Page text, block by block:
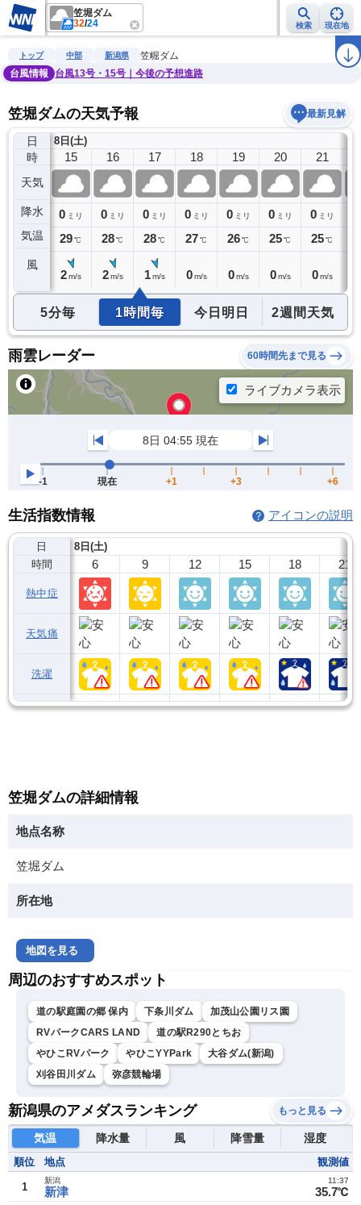
笠堀ダム
32/24 検索 現在地
雨雲レーダー 台風情報 地震情報 ラ
トップ 中部 新潟県
笠堀ダム
台風情報
台風13号・15号｜今後の予想進路
笠堀ダムの天気予報 最新見解
日
時
天気
降水
気温
風
8日(土)
14
0ミリ
30℃
15
0 ミリ
29℃
2 m/s
16
0 ミリ
28℃
2 m/s
17
0 ミリ
28℃
1 m/s
18
0 ミリ
27℃
0 m/s
19
0 ミリ
26℃
0 m/s
20
0 ミリ
25℃
0 m/s
21
0 ミリ
25℃
0 m/s
5分毎 1時間毎 今日明日 2週間天気
雨雲レーダー 60時間先まで見る
生活指数情報 アイコンの説明
日
時間
熱中症
天気痛
洗濯
8日(土)
6 9 12 15 18 21
笠堀ダムの詳細情報
地点名称
笠堀ダム
所在地
地図を見る
周辺のおすすめスポット
道の駅庭園の郷 保内 下条川ダム
加茂山公園リス園
RVパークCARS LAND
道の駅R290とちお
やひこRVパーク
やひこYYPark
大谷ダム(新潟)
刈谷田川ダム
弥彦競輪場
新潟県のアメダスランキング もっと見る
気温 降水量 風 降雪量 湿度
順位 地点 観測値
1 新津
新潟
35.7℃
11:37